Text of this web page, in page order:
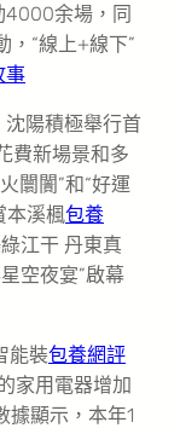
4000余場，同
，“線上+線下”
事
陽積極舉行首
費新場景和多
闤闠”和“好運
本溪楓包養
江干 丹東真
空夜宴”啟幕
能裝包養網評
家用電器增加
據顯示，本年1